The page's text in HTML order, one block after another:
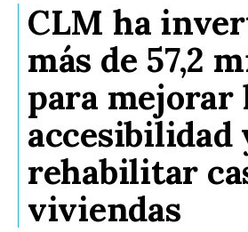
CLM ha
más de 57,2
para mejorar
accesibilidad
rehabilitar
viviendas